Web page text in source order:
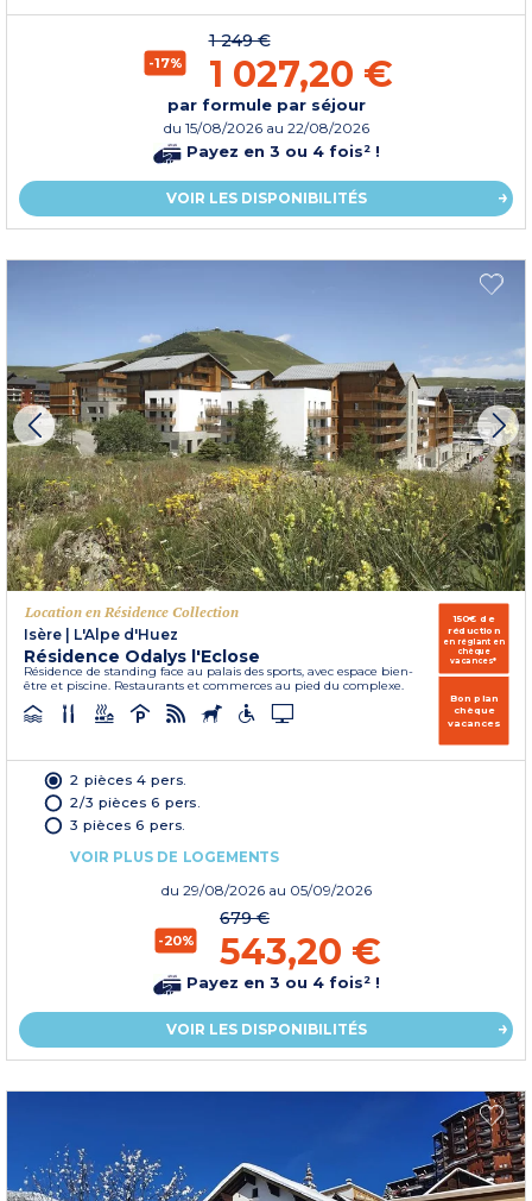
-17%
1 249 €
1 027,20 €
par formule par séjour
du 15/08/2026 au 22/08/2026
Payez en 3 ou 4 fois² !
VOIR LES DISPONIBILITÉS
Location en Résidence Collection
Isère
L'Alpe d'Huez
Résidence Odalys l'Eclose
Résidence de standing face au palais des sports, avec espace bien-
être et piscine. Restaurants et commerces au pied du complexe.
150€ de
réduction
en réglant en
chèque
vacances*
Bon plan
chèque
vacances
2 pièces 4 pers.
2/3 pièces 6 pers.
3 pièces 6 pers.
VOIR PLUS DE LOGEMENTS
du 29/08/2026 au 05/09/2026
-20%
679 €
543,20 €
Payez en 3 ou 4 fois² !
VOIR LES DISPONIBILITÉS